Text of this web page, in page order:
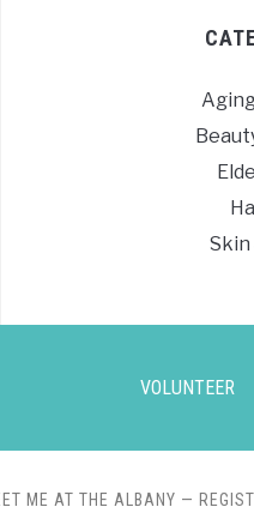
VOLUNTEER
ME AT THE ALBANY —